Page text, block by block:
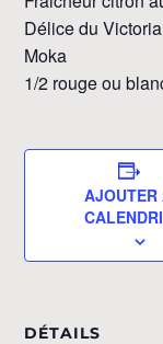
Délice du
Moka
1/2 rouge ou
AJOUTER
DÉTAILS